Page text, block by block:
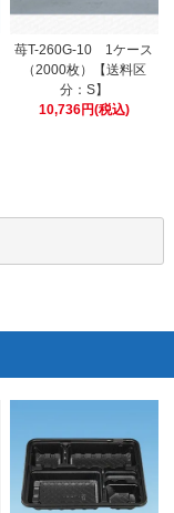
苺T-260G-10 1ケース
（2000枚）【送料区
分：S】
10,736円(税込)